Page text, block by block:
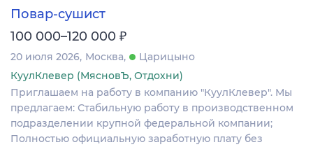
Повар-сушист
100 000–120 000 ₽
20 июля 2026 Москва
Царицыно
КуулКлевер (МясновЪ, Отдохни)
Приглашаем на работу в компанию "КуулКлевер". Мы
предлагаем: Стабильную работу в производственном
подразделении крупной федеральной компании;
Полностью официальную заработную плату без